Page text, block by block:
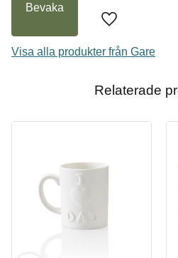
Lägg till i
Bevaka
Visa alla produkter från Gare
Relaterade